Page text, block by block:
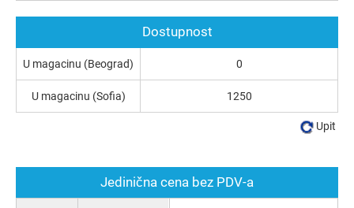
Jedinična cena bez PDV-a
Dostupnost
U magacinu (Beograd) 0
U magacinu (Sofia) 1250
Upit